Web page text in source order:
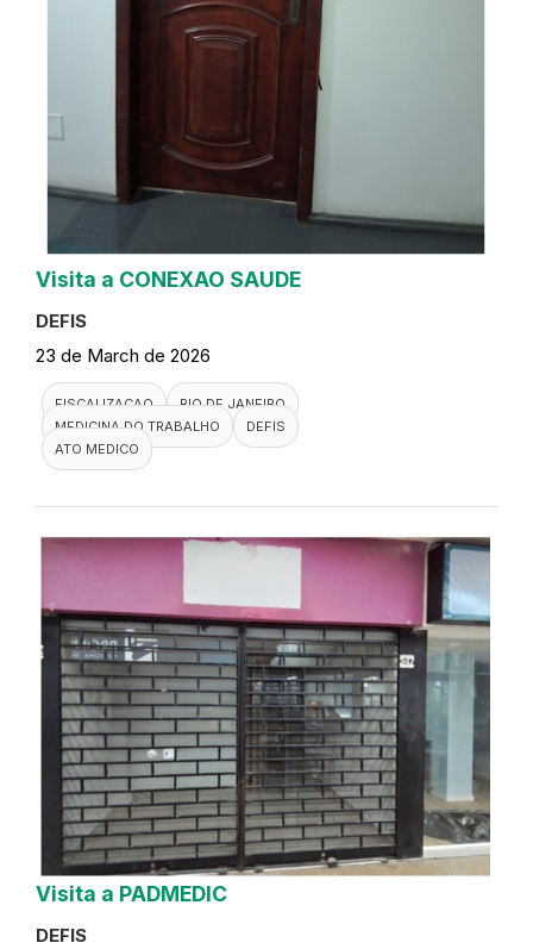
Visita a CONEXAO SAUDE
DEFIS
23 de March de 2026
FISCALIZACAO
RIO DE JANEIRO
MEDICINA DO TRABALHO
DEFIS
ATO MEDICO
Visita a PADMEDIC
DEFIS